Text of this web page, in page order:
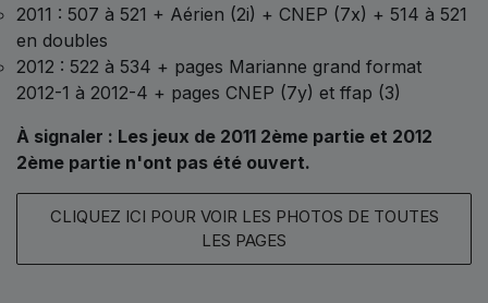
2011 : 507 à 521 + Aérien (2i) + CNEP (7x) + 514 à 521
en doubles
2012 : 522 à 534 + pages Marianne grand format
2012-1 à 2012-4 + pages CNEP (7y) et ffap (3)
À signaler : Les jeux de 2011 2ème partie et 2012
2ème partie n'ont pas été ouvert.
CLIQUEZ ICI POUR VOIR LES PHOTOS DE TOUTES
LES PAGES